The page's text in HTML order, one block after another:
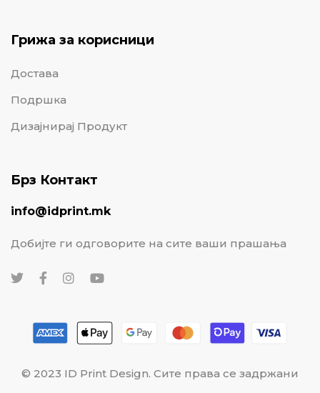
Грижа за корисници
Достава
Подршка
Дизајнирај Продукт
Брз Контакт
info@idprint.mk
Добијте ги одговорите на сите ваши прашања
© 2023 ID Print Design. Сите права се задржани